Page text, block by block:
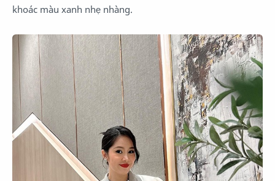
khoác màu xanh nhẹ nhàng.